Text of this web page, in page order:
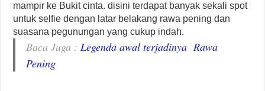
mampir ke Bukit cinta. disini terdapat banyak sekali spot
untuk selfie dengan latar belakang rawa pening dan
suasana pegunungan yang cukup indah.
Baca Juga :Legenda awal terjadinya Rawa
Pening